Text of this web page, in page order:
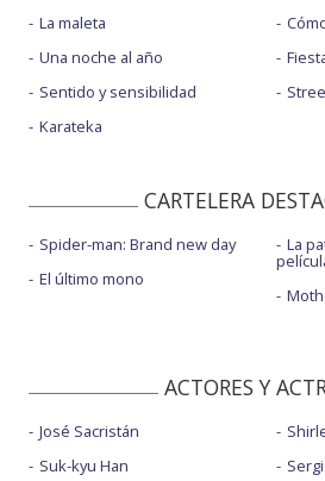
La maleta
Una noche al año
Sentido y sensibilidad
Karateka
CARTELERA
Spider-man: Brand new day
El último mono
La
ACTORES Y
José Sacristán
Suk-kyu Han